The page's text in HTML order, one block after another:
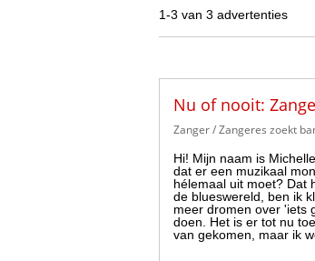
1-3 van 3 advertenties
Nu of nooit:
Zanger / Zangeres zoekt
Hi! Mijn naam is
dat er een muzikaal
hélemaal uit moet? Dat
de blueswereld, ben ik
meer dromen over 'iets
doen. Het is er tot nu
van gekomen, maar ik